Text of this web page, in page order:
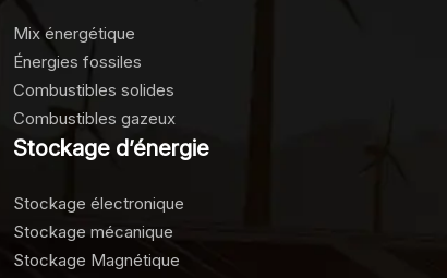
Mix énergétique
Énergies fossiles
Combustibles solides
Combustibles gazeux
Stockage d’énergie
Stockage électronique
Stockage mécanique
Stockage Magnétique